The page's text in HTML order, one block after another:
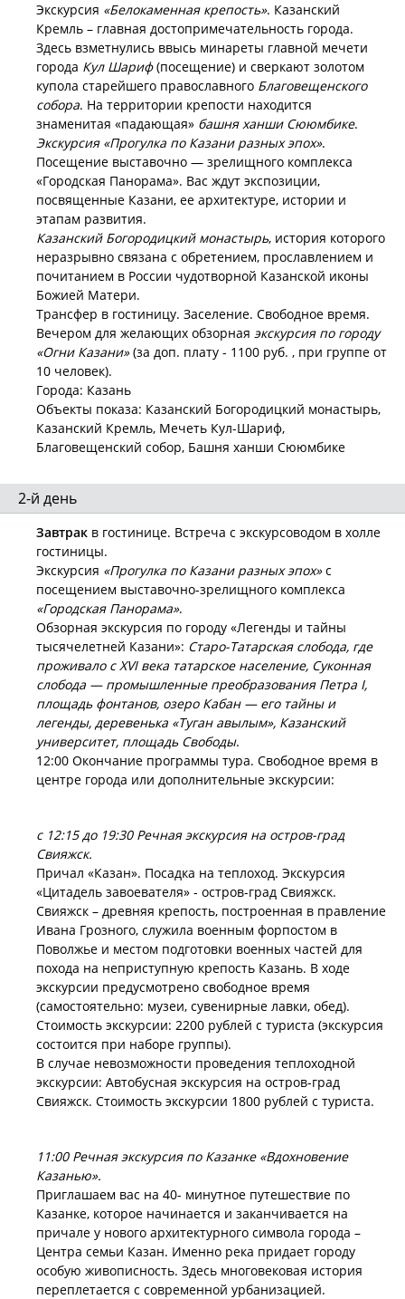
Экскурсия «Белокаменная крепость». Казанский
Кремль – главная достопримечательность города.
Здесь взметнулись ввысь минареты главной мечети
города Кул Шариф(посещение) и сверкают золотом
купола старейшего православного Благовещенского
собора. На территории крепости находится
знаменитая «падающая» башня ханши Сююмбике.
Экскурсия «Прогулка по Казани разных эпох».
Посещение выставочно — зрелищного комплекса
«Городская Панорама». Вас ждут экспозиции,
посвященные Казани, ее архитектуре, истории и
этапам развития.
Казанский Богородицкий монастырь, история которого
неразрывно связана с обретением, прославлением и
почитанием в России чудотворной Казанской иконы
Божией Матери.
Трансфер в гостиницу. Заселение. Свободное время.
Вечером для желающих обзорная экскурсия по городу
«Огни Казани»(за доп. плату - 1100 руб. , при группе от
10 человек).
Города: Казань
Объекты показа: Казанский Богородицкий монастырь,
Казанский Кремль, Мечеть Кул-Шариф,
Благовещенский собор, Башня ханши Сююмбике
2-й день
Завтрак в гостинице. Встреча с экскурсоводом в холле
гостиницы.
Экскурсия «Прогулка по Казани разных эпох»с
посещением выставочно-зрелищного комплекса
«Городская Панорама».
Обзорная экскурсия по городу «Легенды и тайны
тысячелетней Казани»: Старо-Татарская слобода, где
проживало с XVI века татарское население, Суконная
слобода — промышленные преобразования Петра I,
площадь фонтанов, озеро Кабан — его тайны и
легенды, деревенька «Туган авылым», Казанский
университет, площадь Свободы.
12:00 Окончание программы тура. Свободное время в
центре города или дополнительные экскурсии:
с 12:15 до 19:30 Речная экскурсия на остров-град
Свияжск.
Причал «Казан». Посадка на теплоход. Экскурсия
«Цитадель завоевателя» - остров-град Свияжск.
Свияжск – древняя крепость, построенная в правление
Ивана Грозного, служила военным форпостом в
Поволжье и местом подготовки военных частей для
похода на неприступную крепость Казань. В ходе
экскурсии предусмотрено свободное время
(самостоятельно: музеи, сувенирные лавки, обед).
Стоимость экскурсии: 2200 рублей с туриста (экскурсия
состоится при наборе группы).
В случае невозможности проведения теплоходной
экскурсии: Автобусная экскурсия на остров-град
Свияжск. Стоимость экскурсии 1800 рублей с туриста.
11:00 Речная экскурсия по Казанке «Вдохновение
Казанью».
Приглашаем вас на 40- минутное путешествие по
Казанке, которое начинается и заканчивается на
причале у нового архитектурного символа города –
Центра семьи Казан. Именно река придает городу
особую живописность. Здесь многовековая история
переплетается с современной урбанизацией.